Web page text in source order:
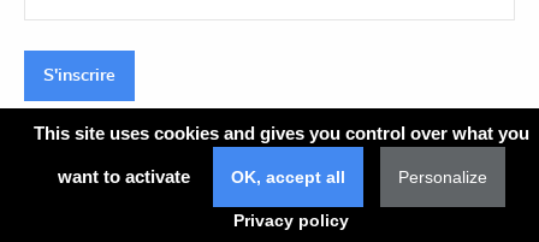
S'inscrire
This site uses cookies and gives you control over what you
want to activate OK, accept all Personalize
Privacy policy